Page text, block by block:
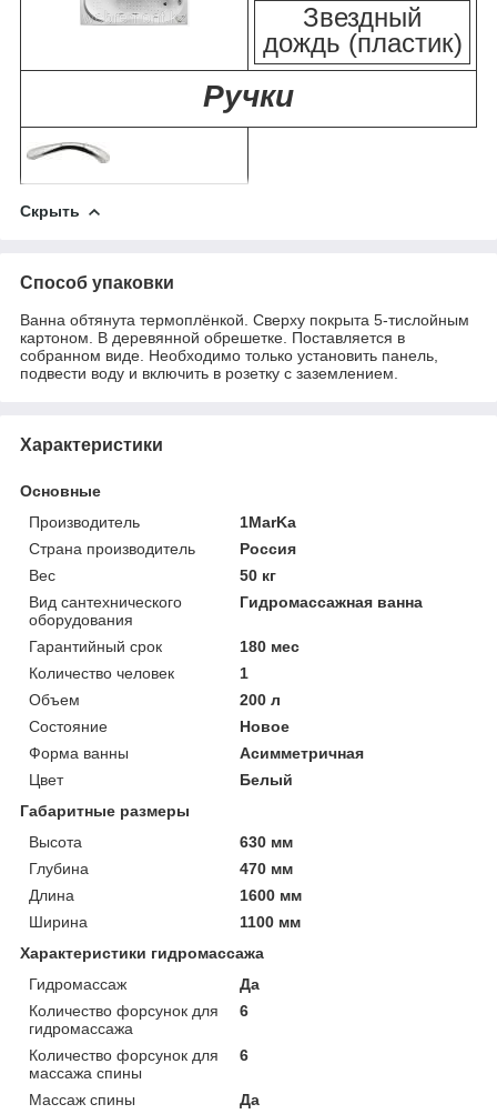
Звездный
дождь (пластик)
Ручки
Скрыть
Способ упаковки
Ванна обтянута термоплёнкой. Сверху покрыта 5-тислойным
картоном. В деревянной обрешетке. Поставляется в
собранном виде. Необходимо только установить панель,
подвести воду и включить в розетку с заземлением.
Характеристики
Основные
Производитель
1MarKa
Страна производитель
Россия
Вес
50 кг
Вид сантехнического
оборудования
Гидромассажная ванна
Гарантийный срок
180 мес
Количество человек
1
Объем
200 л
Состояние
Новое
Форма ванны
Асимметричная
Цвет
Белый
Габаритные размеры
Высота
630 мм
Глубина
470 мм
Длина
1600 мм
Ширина
1100 мм
Характеристики гидромассажа
Гидромассаж
Да
Количество форсунок для
гидромассажа
6
Количество форсунок для
массажа спины
6
Массаж спины Да